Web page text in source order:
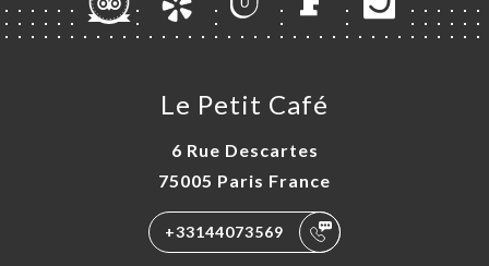
Le Petit Café
6 Rue Descartes
75005 Paris France
+33144073569